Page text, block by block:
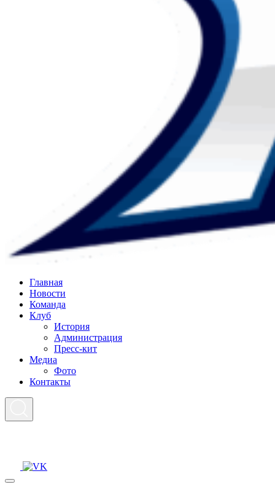
Главная
Новости
Команда
Клуб
История
Администрация
Пресс-кит
Медиа
Фото
Контакты